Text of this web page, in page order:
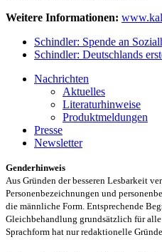
Weitere Informationen:
Schindler: Spende an
Schindler: Deutschlands
Nachrichten
Aktuelles
Literaturhinweise
Produktmeldungen
Presse
Newsletter
Genderhinweis
Aus Gründen der besseren Lesbarkeit
Personenbezeichnungen und
die männliche Form. Entsprechende
Gleichbehandlung grundsätzlich für
Sprachform hat nur redaktionelle